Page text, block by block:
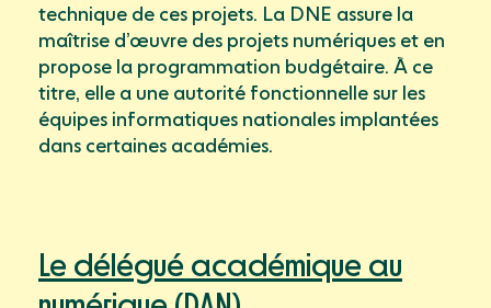
technique de ces projets. La DNE assure la
maîtrise d’œuvre des projets numériques et en
propose la programmation budgétaire. À ce
titre, elle a une autorité fonctionnelle sur les
équipes informatiques nationales implantées
dans certaines académies.
Le délégué académique au